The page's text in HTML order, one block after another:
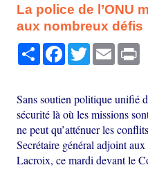
La police de l’ONU
aux nombreux défis
PartagerFacebook
TwitterEmail
Sans soutien politique unifié
sécurité là où les missions
ne peut qu’atténuer les
Secrétaire général adjoint
Lacroix, ce mardi devant le